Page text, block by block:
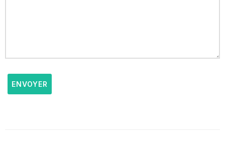
ENVOYER